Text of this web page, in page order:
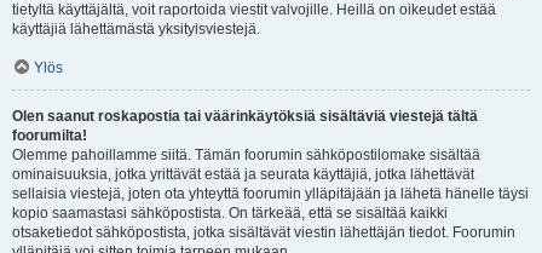
tietyltä käyttäjältä, voit raportoida viestit valvojille. Heillä on oikeudet estää
käyttäjiä lähettämästä yksityisviestejä.
Ylös
Olen saanut roskapostia tai väärinkäytöksiä sisältäviä viestejä tältä
foorumilta!
Olemme pahoillamme siitä. Tämän foorumin sähköpostilomake sisältää
ominaisuuksia, jotka yrittävät estää ja seurata käyttäjiä, jotka lähettävät
sellaisia viestejä, joten ota yhteyttä foorumin ylläpitäjään ja lähetä hänelle täysi
kopio saamastasi sähköpostista. On tärkeää, että se sisältää kaikki
otsaketiedot sähköpostista, jotka sisältävät viestin lähettäjän tiedot. Foorumin